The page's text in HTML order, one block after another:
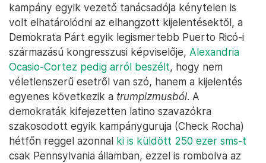
kampány egyik vezető tanácsadója kénytelen is
volt elhatárolódni az elhangzott kijelentésektől, a
Demokrata Párt egyik legismertebb Puerto Ricó-i
származású kongresszusi képviselője, Alexandria
Ocasio-Cortez pedig arról beszélt, hogy nem
véletlenszerű esetről van szó, hanem a kijelentés
egyenes következik a trumpizmusból. A
demokraták kifejezetten latino szavazókra
szakosodott egyik kampányguruja (Check Rocha)
hétfőn reggel azonnal ki is küldött 250 ezer sms-t
csak Pennsylvania államban, ezzel is rombolva az